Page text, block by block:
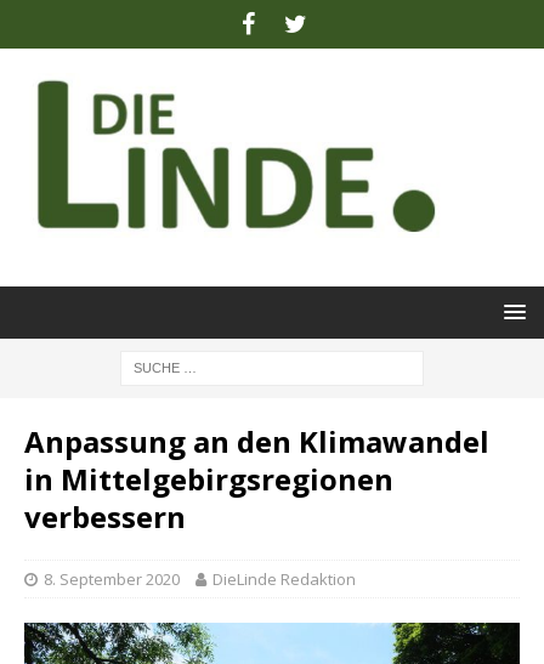
Anpassung an den Klimawandel
in Mittelgebirgsregionen
verbessern
8. September 2020 DieLinde Redaktion